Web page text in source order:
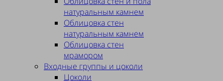
натуральным камнем
Облицовка стен
натуральным камнем
Облицовка стен
мрамором
Входные группы и цоколи
Цоколи